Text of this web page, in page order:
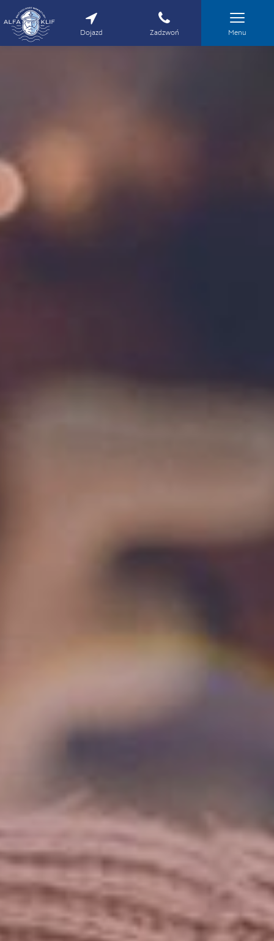
Dojazd Zadzwoń Menu